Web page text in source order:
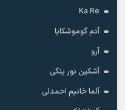
Ka Re
آدم گوموشکایا
آرو
آشکین نور ینگی
آلما خانیم احمدلی